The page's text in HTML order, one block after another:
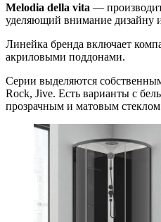
Melodia della vita —
уделяющий внимание дизайну
Линейка бренда включает
акриловыми поддонами.
Серии выделяются
Rock, Jive. Есть варианты с
прозрачным и матовым